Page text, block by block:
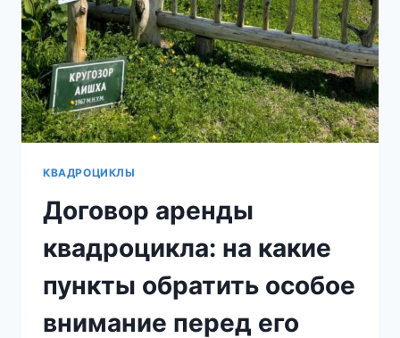
КВАДРОЦИКЛЫ
Договор аренды
квадроцикла: на какие
пункты обратить особое
внимание перед его